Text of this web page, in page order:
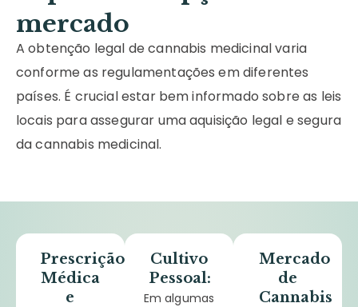
mercado
A obtenção legal de cannabis medicinal varia
conforme as regulamentações em diferentes
países. É crucial estar bem informado sobre as leis
locais para assegurar uma aquisição legal e segura
da cannabis medicinal.
Prescrição
Médica
e
Cultivo
Pessoal:
Em algumas
Mercado
de
Cannabis